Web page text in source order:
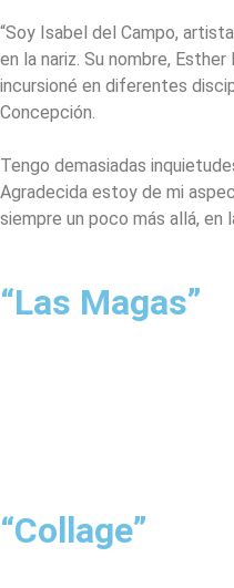
“Soy Isabel del Campo,
en la nariz. Su nombre,
incursioné en diferentes
Concepción.
Tengo demasiadas
Agradecida estoy de mi
siempre un poco más allá, en
“Las Magas”
“Collage”